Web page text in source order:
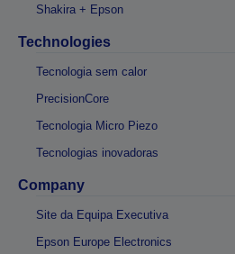
Shakira + Epson
Technologies
Tecnologia sem calor
PrecisionCore
Tecnologia Micro Piezo
Tecnologias inovadoras
Company
Site da Equipa Executiva
Epson Europe Electronics